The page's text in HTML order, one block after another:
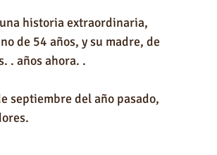
historia extraordinaria,
de 54 años, y su madre, de
. años ahora. .
septiembre del año pasado,